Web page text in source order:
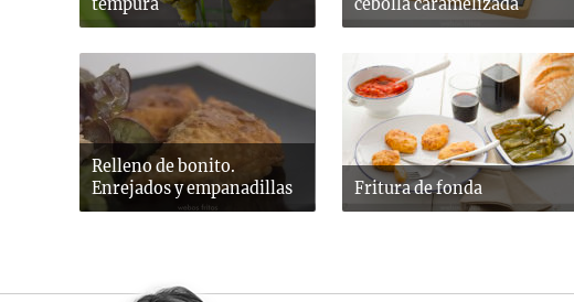
tempura
cebolla caramelizada
Relleno de bonito.
Enrejados y empanadillas
Fritura de fonda